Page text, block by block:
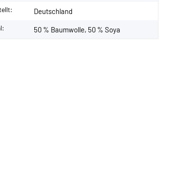
Deutschland
50 % Baumwolle, 50 % Soya